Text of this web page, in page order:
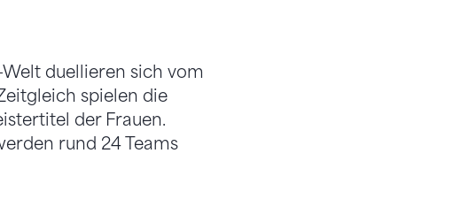
duellieren sich vom
spielen die
der Frauen.
rund 24 Teams